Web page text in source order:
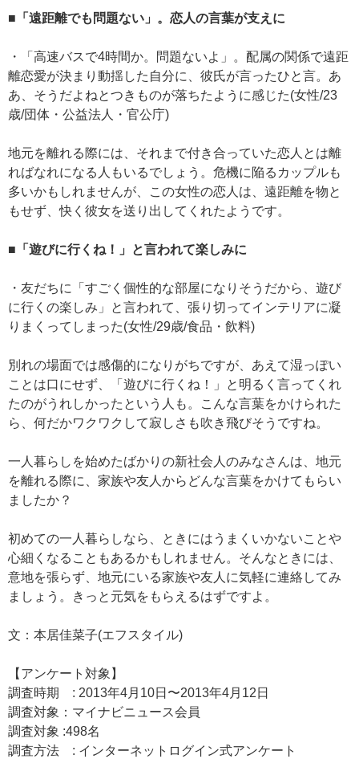
■「遠距離でも問題ない」。恋人の言葉が支えに
・「高速バスで4時間か。問題ないよ」。配属の関係で遠距
離恋愛が決まり動揺した自分に、彼氏が言ったひと言。あ
あ、そうだよねとつきものが落ちたように感じた(女性/23
歳/団体・公益法人・官公庁)
地元を離れる際には、それまで付き合っていた恋人とは離
ればなれになる人もいるでしょう。危機に陥るカップルも
多いかもしれませんが、この女性の恋人は、遠距離を物と
もせず、快く彼女を送り出してくれたようです。
■「遊びに行くね！」と言われて楽しみに
・友だちに「すごく個性的な部屋になりそうだから、遊び
に行くの楽しみ」と言われて、張り切ってインテリアに凝
りまくってしまった(女性/29歳/食品・飲料)
別れの場面では感傷的になりがちですが、あえて湿っぽい
ことは口にせず、「遊びに行くね！」と明るく言ってくれ
たのがうれしかったという人も。こんな言葉をかけられた
ら、何だかワクワクして寂しさも吹き飛びそうですね。
一人暮らしを始めたばかりの新社会人のみなさんは、地元
を離れる際に、家族や友人からどんな言葉をかけてもらい
ましたか？
初めての一人暮らしなら、ときにはうまくいかないことや
心細くなることもあるかもしれません。そんなときには、
意地を張らず、地元にいる家族や友人に気軽に連絡してみ
ましょう。きっと元気をもらえるはずですよ。
文：本居佳菜子(エフスタイル)
【アンケート対象】
調査時期 : 2013年4月10日〜2013年4月12日
調査対象：マイナビニュース会員
調査対象 :498名
調査方法 : インターネットログイン式アンケート